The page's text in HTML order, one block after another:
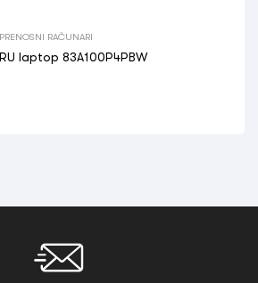
PRENOSNI RAČUNARI
laptop 83A100P4PBW